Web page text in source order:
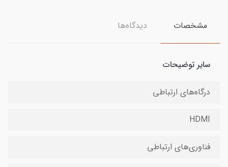
مشخصات دیدگاه‌ها
سایر توضیحات
درگاه‌های ارتباطی
HDMI
فناوری‌های ارتباطی